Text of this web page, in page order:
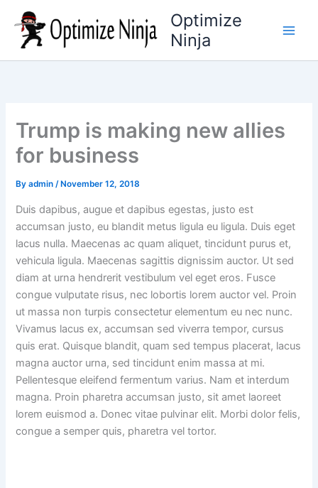
content
Optimize
Ninja
Trump is making new allies
for business
Byadmin/ November 12, 2018
Duis dapibus, augue et dapibus egestas, justo est
accumsan justo, eu blandit metus ligula eu ligula. Duis eget
lacus nulla. Maecenas ac quam aliquet, tincidunt purus et,
vehicula ligula. Maecenas sagittis dignissim auctor. Ut sed
diam at urna hendrerit vestibulum vel eget eros. Fusce
congue vulputate risus, nec lobortis lorem auctor vel. Proin
ut massa non turpis consectetur elementum eu nec nunc.
Vivamus lacus ex, accumsan sed viverra tempor, cursus
quis erat. Quisque blandit, quam sed tempus placerat, lacus
magna auctor urna, sed tincidunt enim massa at mi.
Pellentesque eleifend fermentum varius. Nam et interdum
magna. Proin pharetra accumsan justo, sit amet laoreet
lorem euismod a. Donec vitae pulvinar elit. Morbi dolor felis,
congue a semper quis, pharetra vel tortor.